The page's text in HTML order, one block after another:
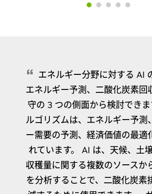
エネルギー分野に対する AI
エネルギー予測、二酸化炭素回
守の 3 つの側面から検討でき
ルゴリズムは、エネルギー予測
ー需要の予測、経済価値の最適
れています。 AI は、天候、土
収穫量に関する複数のソースか
を分析することで、二酸化炭素